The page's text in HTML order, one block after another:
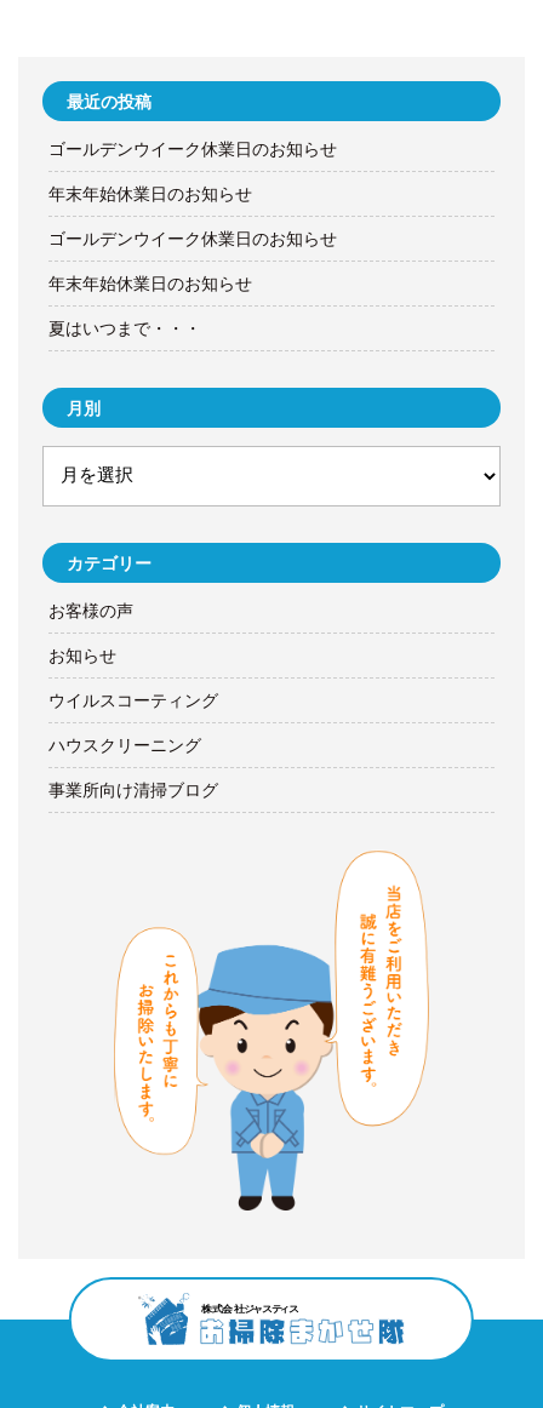
最近の投稿
ゴールデンウイーク休業日のお知らせ
年末年始休業日のお知らせ
ゴールデンウイーク休業日のお知らせ
年末年始休業日のお知らせ
夏はいつまで・・・
月別
カテゴリー
お客様の声
お知らせ
ウイルスコーティング
ハウスクリーニング
事業所向け清掃ブログ